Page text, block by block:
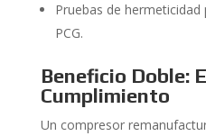
Pruebas de
PCG.
Beneficio Doble:
Cumplimiento
Un compresor